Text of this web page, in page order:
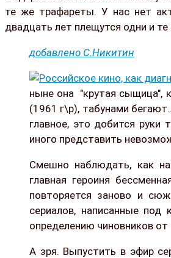
те же трафареты. У нас нет
двадцать лет плещутся одни и
добавлено С.Никитин
ныне она "крутая сыщица",
(1961 г\р), табунами
главное, это добится руки
иного представить
Смешно наблюдать, как на
главная героиня
повторяется заново и
сериалов, написанные под
определению чиновников
А зря. Выпустить в эфир